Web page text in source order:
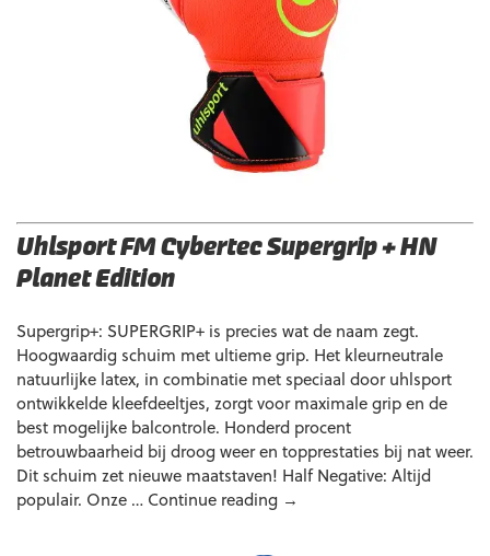
Uhlsport FM Cybertec Supergrip + HN
Planet Edition
Supergrip+: SUPERGRIP+ is precies wat de naam zegt.
Hoogwaardig schuim met ultieme grip. Het kleurneutrale
natuurlijke latex, in combinatie met speciaal door uhlsport
ontwikkelde kleefdeeltjes, zorgt voor maximale grip en de
best mogelijke balcontrole. Honderd procent
betrouwbaarheid bij droog weer en topprestaties bij nat weer.
Dit schuim zet nieuwe maatstaven! Half Negative: Altijd
populair. Onze … Continue reading Uhlsport
→